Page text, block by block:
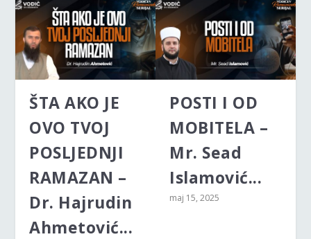
ŠTA AKO JE
OVO TVOJ
POSLJEDNJI
RAMAZAN –
Dr. Hajrudin
Ahmetović...
POSTI I OD
MOBITELA –
Mr. Sead
Islamović...
maj 15, 2025